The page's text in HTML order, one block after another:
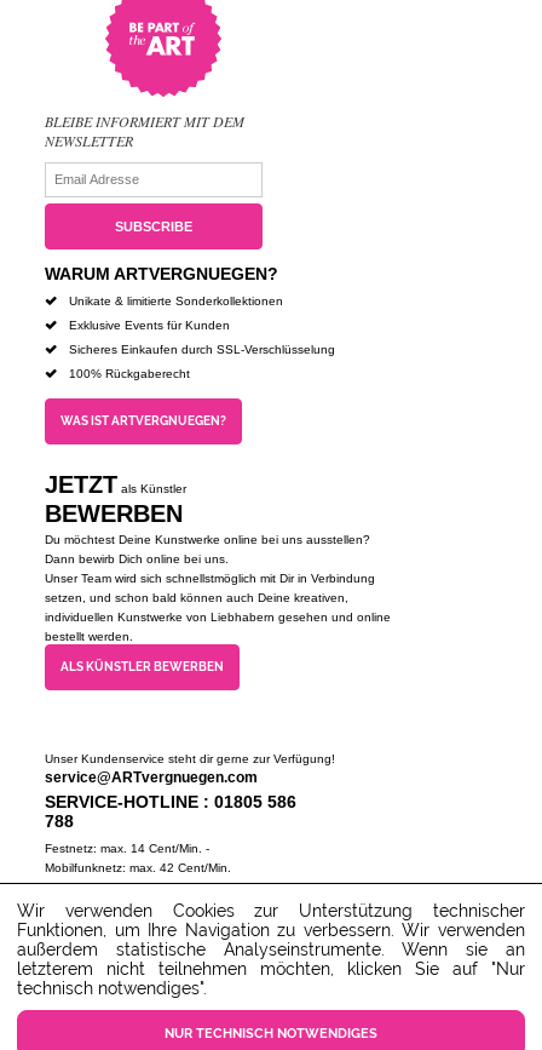
BLEIBE INFORMIERT MIT DEM
NEWSLETTER
WARUM ARTVERGNUEGEN?
Unikate & limitierte Sonderkollektionen
Exklusive Events für Kunden
Sicheres Einkaufen durch SSL-Verschlüsselung
100% Rückgaberecht
WAS IST ARTVERGNUEGEN?
JETZT als Künstler
BEWERBEN
Du möchtest Deine Kunstwerke online bei uns ausstellen?
Dann bewirb Dich online bei uns.
Unser Team wird sich schnellstmöglich mit Dir in Verbindung
setzen, und schon bald können auch Deine kreativen,
individuellen Kunstwerke von Liebhabern gesehen und online
bestellt werden.
ALS KÜNSTLER BEWERBEN
Unser Kundenservice steht dir gerne zur Verfügung!
service@ARTvergnuegen.com
SERVICE-HOTLINE : 01805 586
788
Festnetz: max. 14 Cent/Min. -
Mobilfunknetz: max. 42 Cent/Min.
(Mo-Do 9-18 Uhr, Fr 9-16 Uhr)
ZUM SERVICECENTER
Wir verwenden Cookies zur Unterstützung technischer
Funktionen, um Ihre Navigation zu verbessern. Wir verwenden
außerdem statistische Analyseinstrumente. Wenn sie an
letzterem nicht teilnehmen möchten, klicken Sie auf "Nur
technisch notwendiges".
NUR TECHNISCH NOTWENDIGES